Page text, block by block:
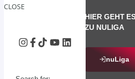
CLOSE
HIER GEHT
ZU NULIGA
nuLiga